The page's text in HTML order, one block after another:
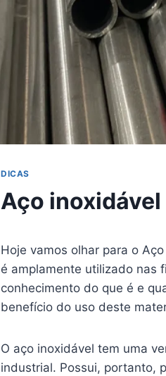
DICAS
Aço
Hoje vamos olhar para o
é amplamente utilizado nas
conhecimento do que é e
benefício do uso deste
O aço inoxidável tem uma
industrial. Possui, portanto,